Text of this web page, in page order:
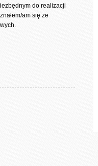
do realizacji
am się ze